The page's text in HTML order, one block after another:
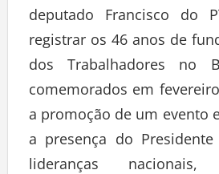
deputado Francisco do
registrar os 46 anos de
dos Trabalhadores no
comemorados em
a promoção de um evento
a presença do
lideranças